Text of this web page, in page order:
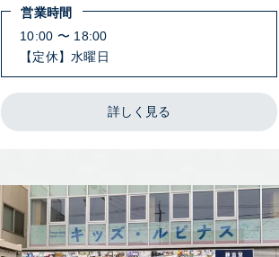
営業時間
10:00 〜 18:00
【定休】水曜日
詳しく見る